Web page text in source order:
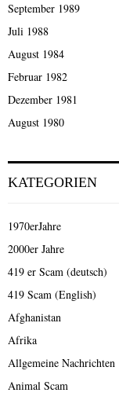
September 1989
Juli 1988
August 1984
Februar 1982
Dezember 1981
August 1980
KATEGORIEN
1970erJahre
2000er Jahre
419 er Scam (deutsch)
419 Scam (English)
Afghanistan
Afrika
Allgemeine Nachrichten
Animal Scam